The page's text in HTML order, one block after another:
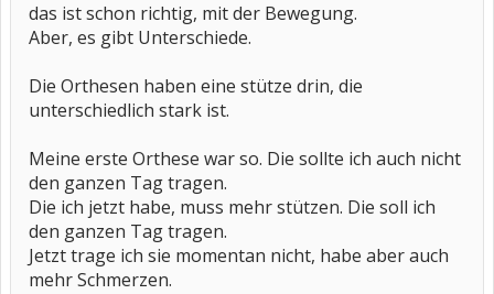
das ist schon richtig, mit der Bewegung.
Aber, es gibt Unterschiede.
Die Orthesen haben eine stütze drin, die
unterschiedlich stark ist.
Meine erste Orthese war so. Die sollte ich auch nicht
den ganzen Tag tragen.
Die ich jetzt habe, muss mehr stützen. Die soll ich
den ganzen Tag tragen.
Jetzt trage ich sie momentan nicht, habe aber auch
mehr Schmerzen.